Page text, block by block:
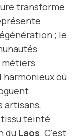
transforme
; le
métiers
où
artisans,
tissu teinté
du Laos. C'est